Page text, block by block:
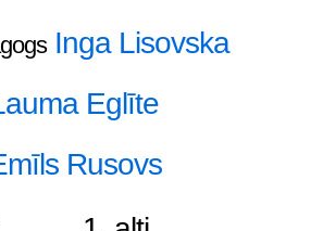
Inga Lisovska
Eglīte
Rusovs